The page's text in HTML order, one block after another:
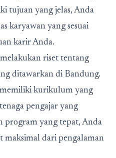
tujuan yang jelas, Anda
karyawan yang sesuai
karir Anda.
riset tentang
ditawarkan di Bandung.
kurikulum yang
pengajar yang
program yang tepat, Anda
maksimal dari pengalaman